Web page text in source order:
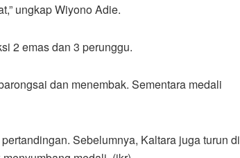
ungkap Wiyono Adie.
2 emas dan 3 perunggu.
dan menembak. Sementara medali
Sebelumnya, Kaltara juga turun di